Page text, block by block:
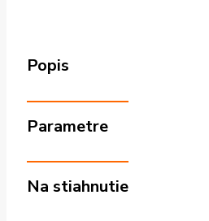
Popis
Parametre
Na stiahnutie